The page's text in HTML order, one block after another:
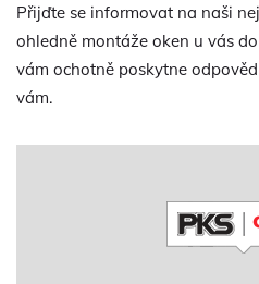
Přijďte se informovat na naši
ohledně montáže oken u vás
vám ochotně poskytne
vám.